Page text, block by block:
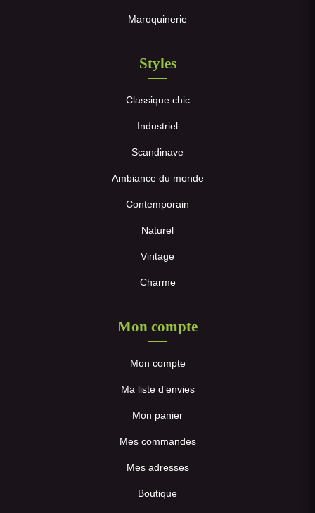
Maroquinerie
Styles
Classique chic
Industriel
Scandinave
Ambiance du monde
Contemporain
Naturel
Vintage
Charme
Mon compte
Mon compte
Ma liste d’envies
Mon panier
Mes commandes
Mes adresses
Boutique